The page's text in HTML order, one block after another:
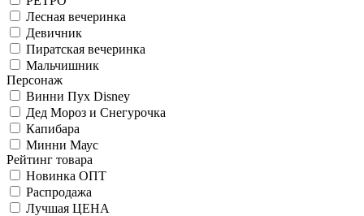
Лесная вечеринка
Девичник
Пиратская вечеринка
Мальчишник
Персонаж
Винни Пух Disney
Дед Мороз и Снегурочка
Капибара
Минни Маус
Рейтинг товара
Новинка ОПТ
Распродажа
Лучшая ЦЕНА